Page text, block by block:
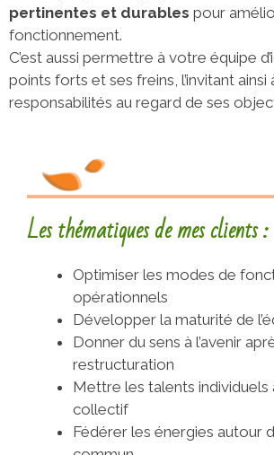
pertinentes et durables pour
fonctionnement.
C’est aussi permettre à votre équipe
points forts et ses freins, l’invitant ainsi
responsabilités au regard de ses
Les thématiques de mes clients :
Optimiser les modes de
opérationnels
Développer la maturité de
Donner du sens à l’avenir
restructuration
Mettre les talents individuels
collectif
Fédérer les énergies autour